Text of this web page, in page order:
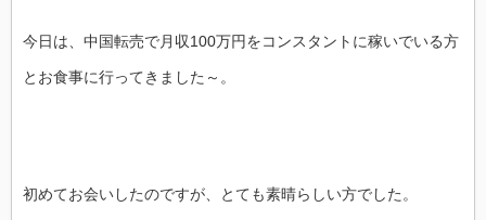
今日は、中国転売で月収100万円をコンスタントに稼いでいる方
とお食事に行ってきました～。
初めてお会いしたのですが、とても素晴らしい方でした。